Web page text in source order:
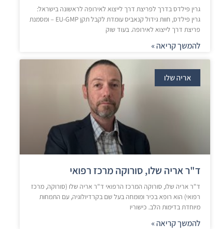
גרין פילדס בדרך לפריצת דרך לייצוא לאירופה לראשונה בישראל:
גרין פילדס, חוות גידול קנאביס עומדת לקבל תקן EU-GMP – ומסמנת
פריצת דרך לייצוא לאירופה. בעוד שוק
להמשך קריאה »
אריה שלו
ד"ר אריה שלו, סורוקה מרכז רפואי
ד"ר אריה שלו, סורוקה המרכז הרפואי ד"ר אריה שלו (סורוקה, מרכז
רפואי) הוא רופא בכיר ומומחה בעל שם בקרדיולוגיה, עם התמחות
מיוחדת בדימות הלב. כישוריו
להמשך קריאה »